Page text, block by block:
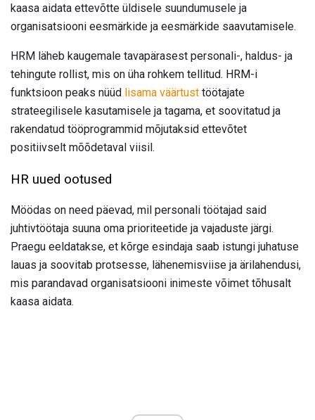
kaasa aidata ettevõtte üldisele suundumusele ja
organisatsiooni eesmärkide ja eesmärkide saavutamisele.
HRM läheb kaugemale tavapärasest personali-, haldus- ja
tehingute rollist, mis on üha rohkem tellitud. HRM-i
funktsioon peaks nüüd lisama väärtust töötajate
strateegilisele kasutamisele ja tagama, et soovitatud ja
rakendatud tööprogrammid mõjutaksid ettevõtet
positiivselt mõõdetaval viisil.
HR uued ootused
Möödas on need päevad, mil personali töötajad said
juhtivtöötaja suuna oma prioriteetide ja vajaduste järgi.
Praegu eeldatakse, et kõrge esindaja saab istungi juhatuse
lauas ja soovitab protsesse, lähenemisviise ja ärilahendusi,
mis parandavad organisatsiooni inimeste võimet tõhusalt
kaasa aidata.